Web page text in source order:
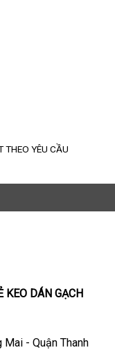
THEO YÊU CẦU
DÁN GẠCH
- Quận Thanh